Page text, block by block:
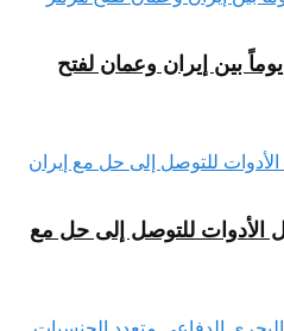
إعلان وشيك عن اتفاق لـ60 يوماً بين إيران وعمان لفتح
للتوصل إلى حل مع